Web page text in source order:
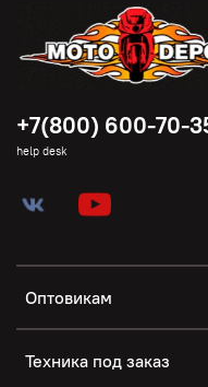
Оптовикам
Техника под заказ
+7(800) 600-70-
help desk